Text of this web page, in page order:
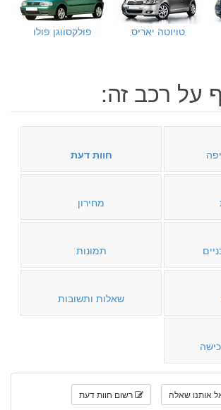
טויוטה יאריס פולקסווגן פולו
על רכב זה:
חוות דעת
מחירון
תמונות
שאלות ותשובות
אותנו שאלה רשום חוות דעת